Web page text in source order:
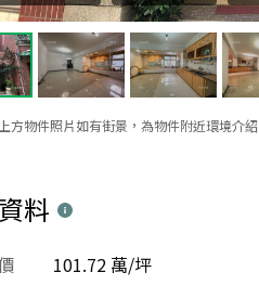
方物件照片如有街景，為物件附近環境介
料
101.72 萬/坪